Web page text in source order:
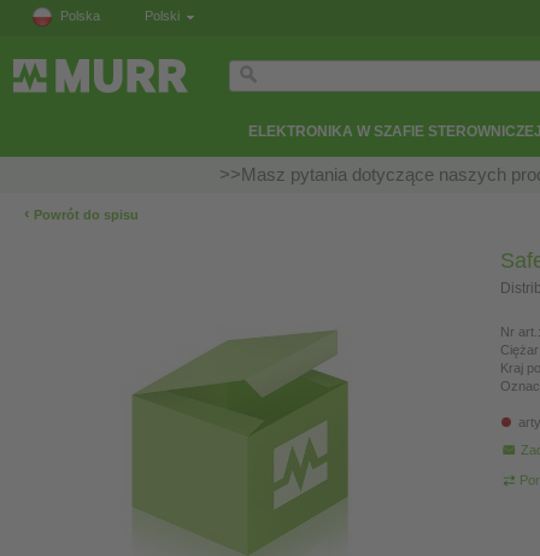
Polska Polski
ELEKTRONIKA W SZAFIE
>>Masz pytania dotyczące naszych
‹ Powrót do spisu
Nr art.:
Kraj